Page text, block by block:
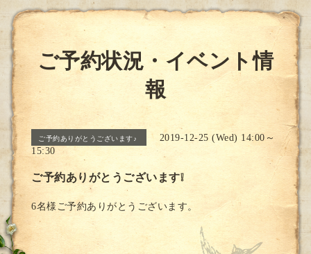
ご予約状況・イベント情
報
ご予約ありがとうございます♪
2019-12-25 (Wed) 14:00～
15:30
ご予約ありがとうございます❕
6名様ご予約ありがとうございます。